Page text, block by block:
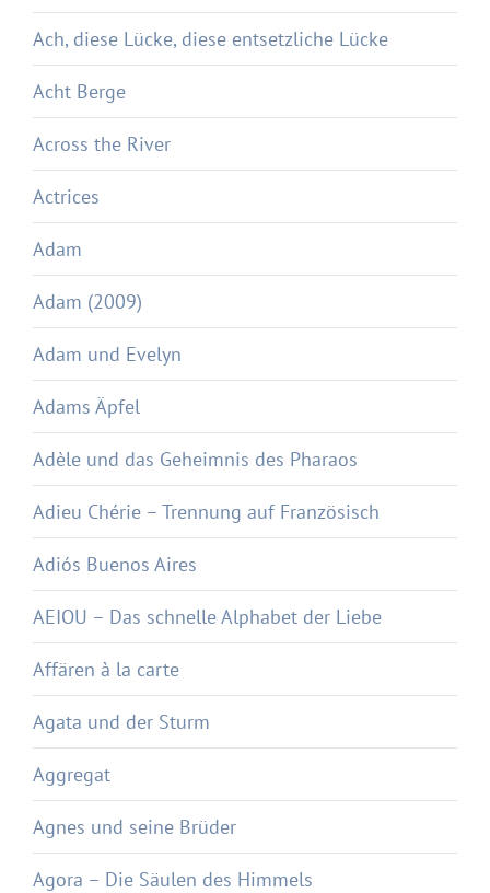
Ach, diese Lücke, diese entsetzliche Lücke
Acht Berge
Across the River
Actrices
Adam
Adam (2009)
Adam und Evelyn
Adams Äpfel
Adèle und das Geheimnis des Pharaos
Adieu Chérie – Trennung auf Französisch
Adiós Buenos Aires
AEIOU – Das schnelle Alphabet der Liebe
Affären à la carte
Agata und der Sturm
Aggregat
Agnes und seine Brüder
Agora – Die Säulen des Himmels